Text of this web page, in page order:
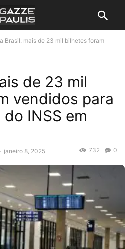
Brasil: mais de 23 mil bilhetes foram
de 23 mil
vendidos para
INSS em
janeiro 8, 2025 0
732